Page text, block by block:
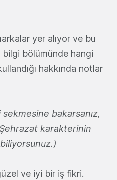
yer alıyor ve bu
bilgi bölümünde hangi
hakkında notlar
sekmesine bakarsanız,
karakterinin
ve iyi bir iş fikri.